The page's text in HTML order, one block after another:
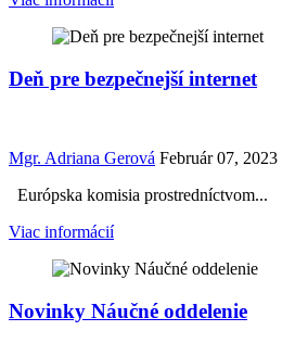
Deň pre bezpečnejší internet
Mgr. Adriana Gerová Február 07, 2023
Európska komisia prostredníctvom...
Viac informácií
Novinky Náučné oddelenie